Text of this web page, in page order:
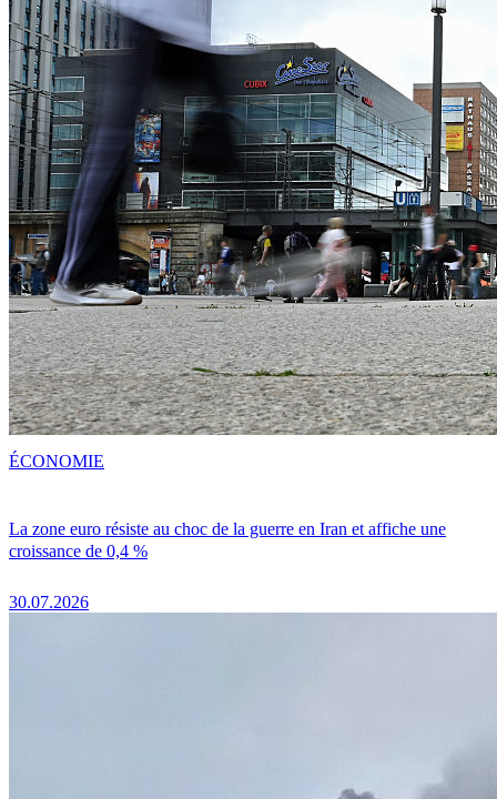
La zone euro résiste au choc de la guerre en Iran et affiche une
croissance de 0,4 %
30.07.2026
ÉCONOMIE